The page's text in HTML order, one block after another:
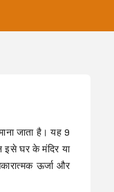
जाता है। यह 9
इसे घर के मंदिर या
ऊर्जा और